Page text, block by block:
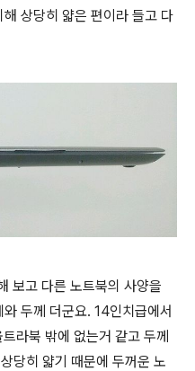
상당히 얇은 편이라 들고 다
보고 다른 노트북의 사양을
두께 더군요. 14인치급에서
라북 밖에 없는거 같고 두께
당히 얇기 때문에 두꺼운 노